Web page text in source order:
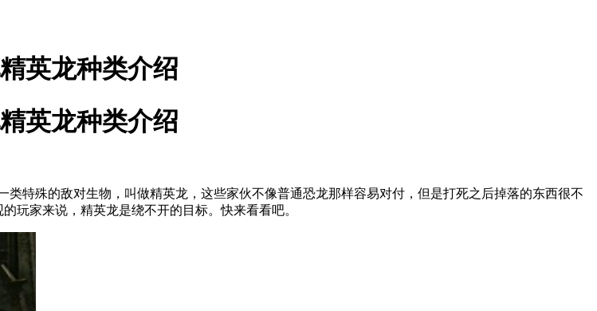
英龙种类介绍
英龙种类介绍
殊的敌对生物，叫做精英龙，这些家伙不像普通恐龙那样容易对付，但是打死之后掉落的东西很不
玩家来说，精英龙是绕不开的目标。快来看看吧。